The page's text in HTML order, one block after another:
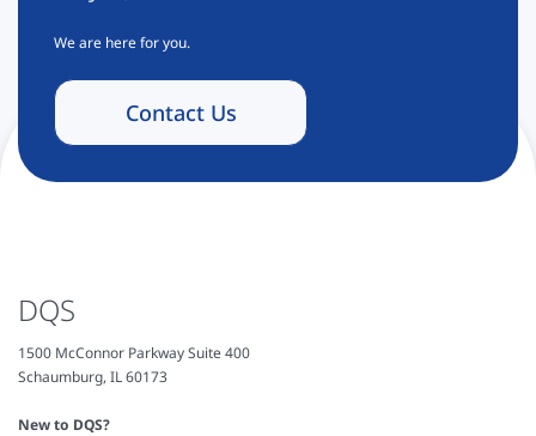
We are here for you.
Contact Us
DQS
1500 McConnor Parkway Suite 400
Schaumburg, IL 60173
New to DQS?